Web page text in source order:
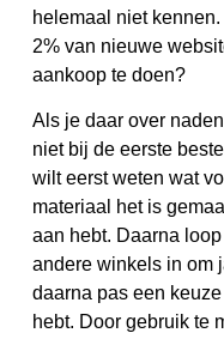
helemaal niet
2% van nieuwe
aankoop te doen?
Als je daar over
niet bij de eerste
wilt eerst weten wat
materiaal het is
aan hebt. Daarna
andere winkels in om
daarna pas een
hebt. Door gebruik te